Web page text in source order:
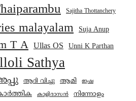
Sajitha Thottanchery
malayalam Suja Anup
T A Ullas OS Unni K Parthan
Sathya
ആദി വിച്ചു ആമി ഇഷ
കാളിദാസൻ നിന്നോളം